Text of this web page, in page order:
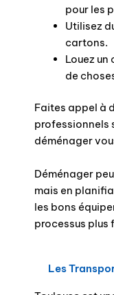
pour les
Utilisez
cartons.
Louez
de
Faites appel à
professionnels
déménager
Déménager
mais en
les bons
processus plus
Les